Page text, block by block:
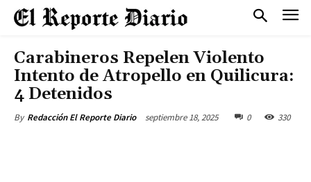
Carabineros Repelen Violento
Intento de Atropello en Quilicura:
4 Detenidos
By Redacción El Reporte Diario septiembre 18, 2025 0 330